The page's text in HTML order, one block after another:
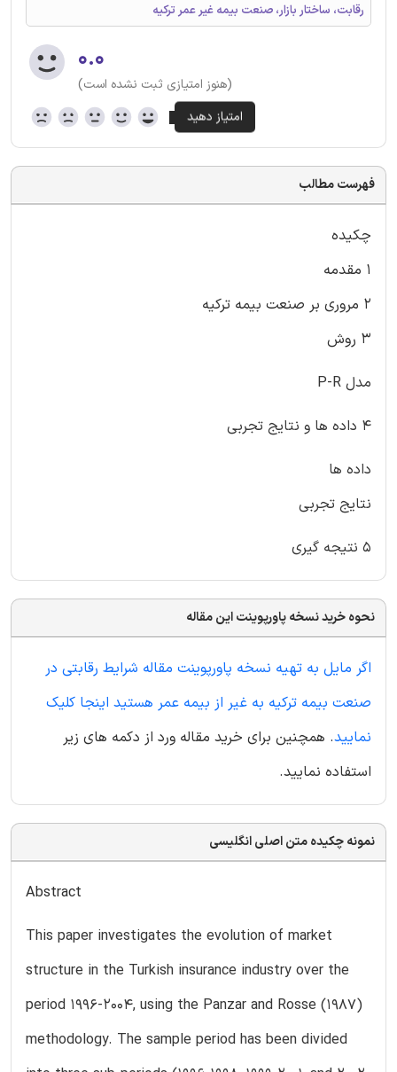
رقابت، ساختار بازار، صنعت بیمه غیر عمر ترکیه
۰.۰
(هنوز امتیازی ثبت نشده است)
فهرست مطالب
چکیده
۱ مقدمه
۲ مروری بر صنعت بیمه ترکیه
۳ روش
مدل P-R
۴ داده ها و نتایج تجربی
داده ها
نتایج تجربی
۵ نتیجه گیری
نحوه خرید نسخه پاورپوینت این مقاله
اگر مایل به تهیه نسخه پاورپوینت مقاله شرایط رقابتی در
صنعت بیمه ترکیه به غیر از بیمه عمر هستید اینجا کلیک
نمایید. همچنین برای خرید مقاله ورد از دکمه های زیر
استفاده نمایید.
نمونه چکیده متن اصلی انگلیسی
Abstract
This paper investigates the evolution of market
structure in the Turkish insurance industry over the
period 1996-2004, using the Panzar and Rosse (1987)
methodology. The sample period has been divided